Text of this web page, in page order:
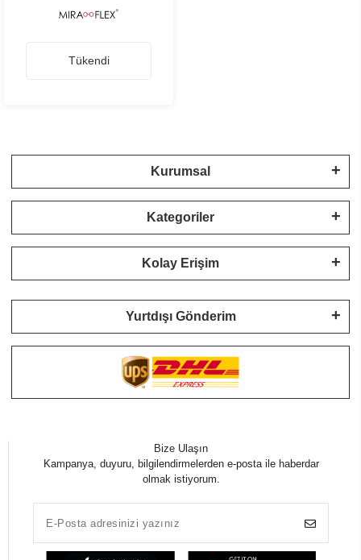
Tükendi
Kurumsal
Kategoriler
Kolay Erişim
Yurtdışı Gönderim
Bize Ulaşın
Kampanya, duyuru, bilgilendirmelerden e-posta ile haberdar
olmak istiyorum.